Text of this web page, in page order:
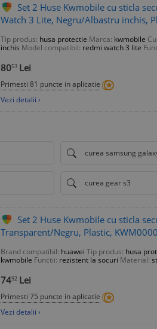
Set 2 Huse Kwmobile cu sticla
Watch 3 Lite, Negru/Albastru inchis,
Tip produs: husa protectie Marca: kwmobile
inchis Model compatibil: redmi watch 3 lite
8053 Lei
Primesti 81 puncte in aplicatie
Vezi detalii ›
curea samsung
curea gear s3
Set 2 Huse Kwmobile cu sticla
Transparent/Negru, Plastic,
Brand compatibil: huawei Tip produs: husa
kwmobile Functii: rezistent la socuri Material:
7492 Lei
Primesti 75 puncte in aplicatie
Vezi detalii ›